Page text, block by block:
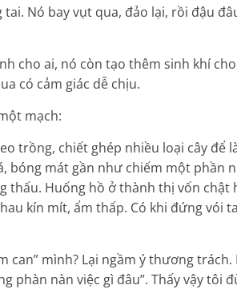
Nó bay vụt qua, đảo lại, rồi đậu
cho ai, nó còn tạo thêm sinh khí
có cảm giác dễ chịu.
mạch:
trồng, chiết ghép nhiều loại cây để
bóng mát gần như chiếm một phần
Huống hồ ở thành thị vốn chật
kín mít, ẩm thấp. Có khi đứng vói
can” mình? Lại ngầm ý thương
phàn nàn việc gì đâu”. Thấy vậy tôi